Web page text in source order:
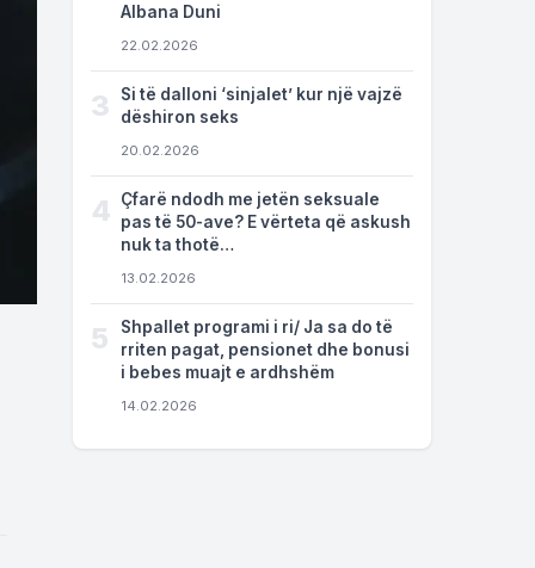
Albana Duni
22.02.2026
3
Si të dalloni ‘sinjalet’ kur një vajzë
dëshiron seks
20.02.2026
4
Çfarë ndodh me jetën seksuale
pas të 50-ave? E vërteta që askush
nuk ta thotë…
13.02.2026
5
Shpallet programi i ri/ Ja sa do të
rriten pagat, pensionet dhe bonusi
i bebes muajt e ardhshëm
14.02.2026